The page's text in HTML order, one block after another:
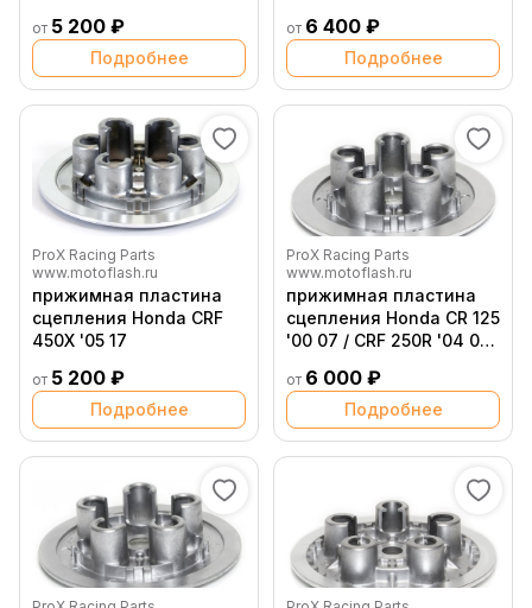
от 5 200 ₽
Подробнее
от 6 400 ₽
Подробнее
ProX Racing Parts
www.motoflash.ru
прижимная пластина
сцепления Honda CRF
450X '05 17
от 5 200 ₽
Подробнее
ProX Racing Parts
www.motoflash.ru
прижимная пластина
сцепления Honda CR 125
'00 07 / CRF 250R '04 09
KTM 250 SX F '06 12
от 6 000 ₽
Подробнее